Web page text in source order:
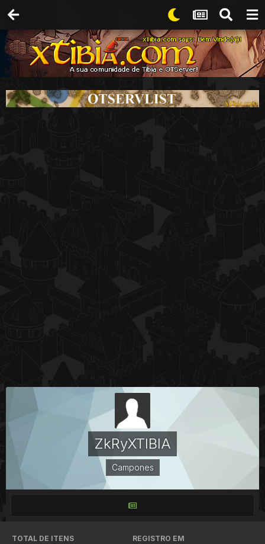
ZkRyXTIBIA
Campones
TOTAL DE ITENS REGISTRO EM